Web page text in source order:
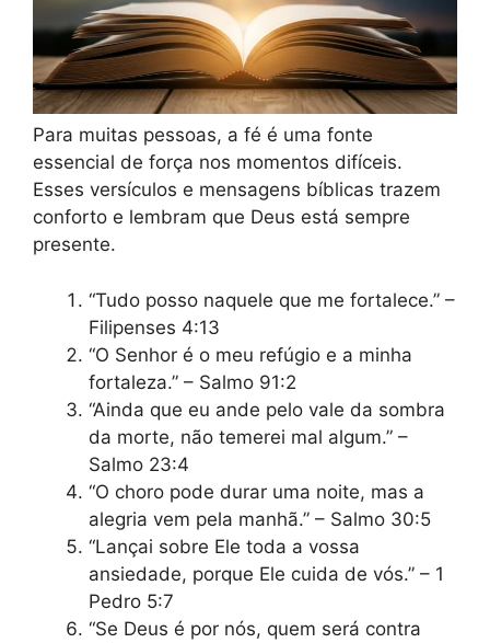
Para muitas pessoas, a fé é uma fonte
essencial de força nos momentos difíceis.
Esses versículos e mensagens bíblicas trazem
conforto e lembram que Deus está sempre
presente.
“Tudo posso naquele que me fortalece.” –
Filipenses 4:13
“O Senhor é o meu refúgio e a minha
fortaleza.” – Salmo 91:2
“Ainda que eu ande pelo vale da sombra
da morte, não temerei mal algum.” –
Salmo 23:4
“O choro pode durar uma noite, mas a
alegria vem pela manhã.” – Salmo 30:5
“Lançai sobre Ele toda a vossa
ansiedade, porque Ele cuida de vós.” – 1
Pedro 5:7
“Se Deus é por nós, quem será contra